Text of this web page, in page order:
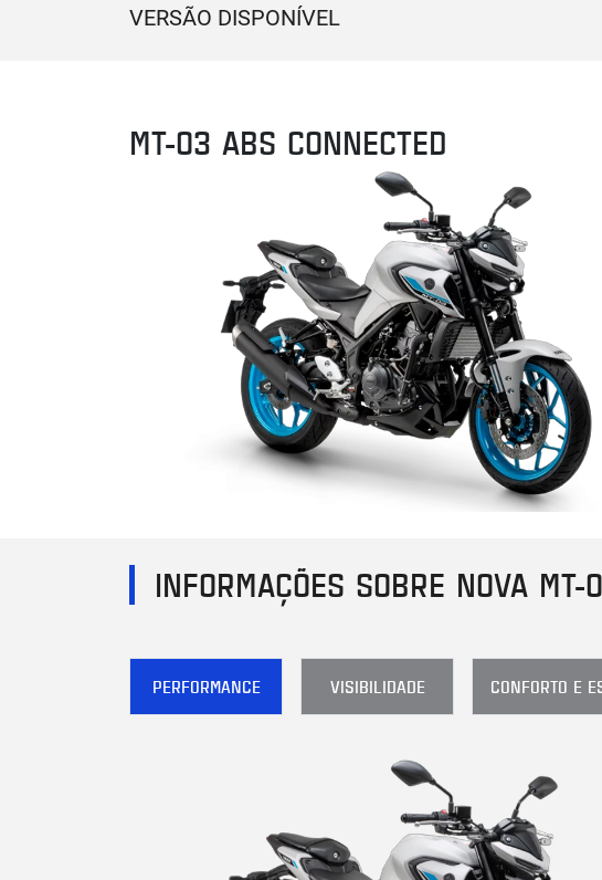
VERSÃO DISPONÍVEL
MT-03 ABS CONNECTED
INFORMAÇÕES SOBRE NOVA
PERFORMANCE VISIBILIDADE CONFORTO E